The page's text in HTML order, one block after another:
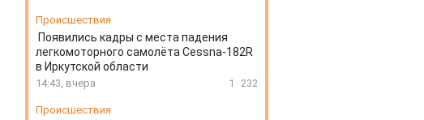
Происшествия
Появились кадры с места падения
легкомоторного самолёта Cessna-182R
в Иркутской области
14:43, вчера 1 232
Происшествия